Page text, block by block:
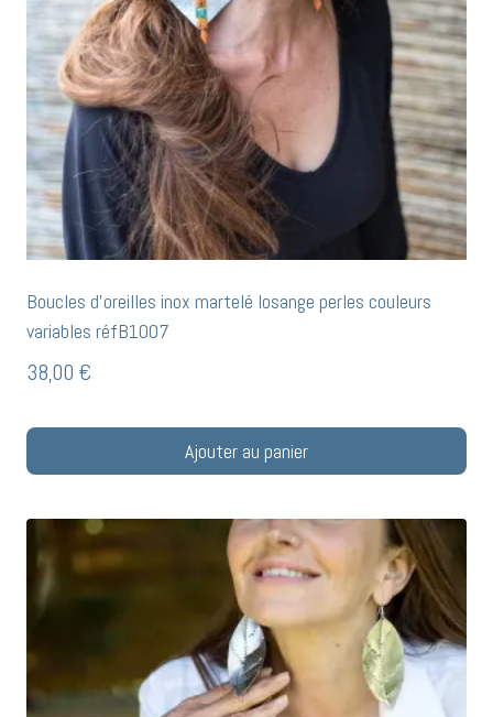
Boucles d’oreilles inox martelé losange perles couleurs
variables réfB1007
38,00 €
Ajouter au panier